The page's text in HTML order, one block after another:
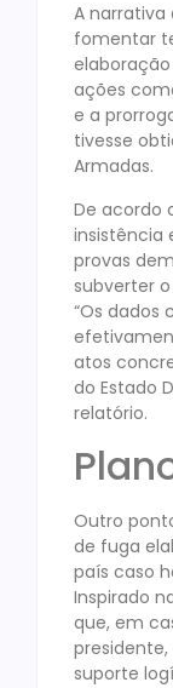
A narrativa
fomentar
ações
e a
tivesse
Armadas.
De acordo
insistência
provas
subverter
“Os dados
atos
do Estado
relatório.
Outro
de fuga
país caso
Inspirado
que, em
presidente,
suporte